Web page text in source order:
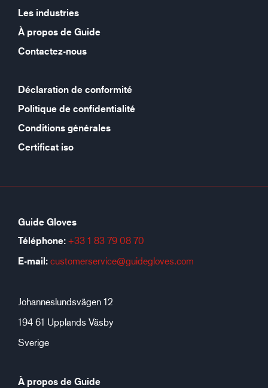
Les industries
À propos de Guide
Contactez-nous
Déclaration de conformité
Politique de confidentialité
Conditions générales
Certificat iso
Guide Gloves
Téléphone: +33 1 83 79 08 70
E-mail: customerservice@guidegloves.com
Johanneslundsvägen 12
194 61 Upplands Väsby
Sverige
À propos de Guide